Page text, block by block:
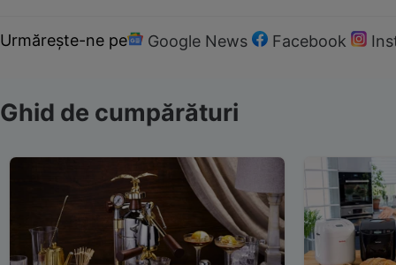
Urmărește-ne pe Google News Facebook
Ghid de cumpărături